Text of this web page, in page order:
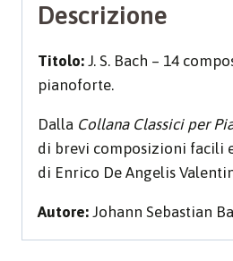
Descrizione
Titolo: J. S. Bach – 14
pianoforte.
Dalla Collana Classici per
di brevi composizioni facili
di Enrico De Angelis
Autore: Johann Sebastian